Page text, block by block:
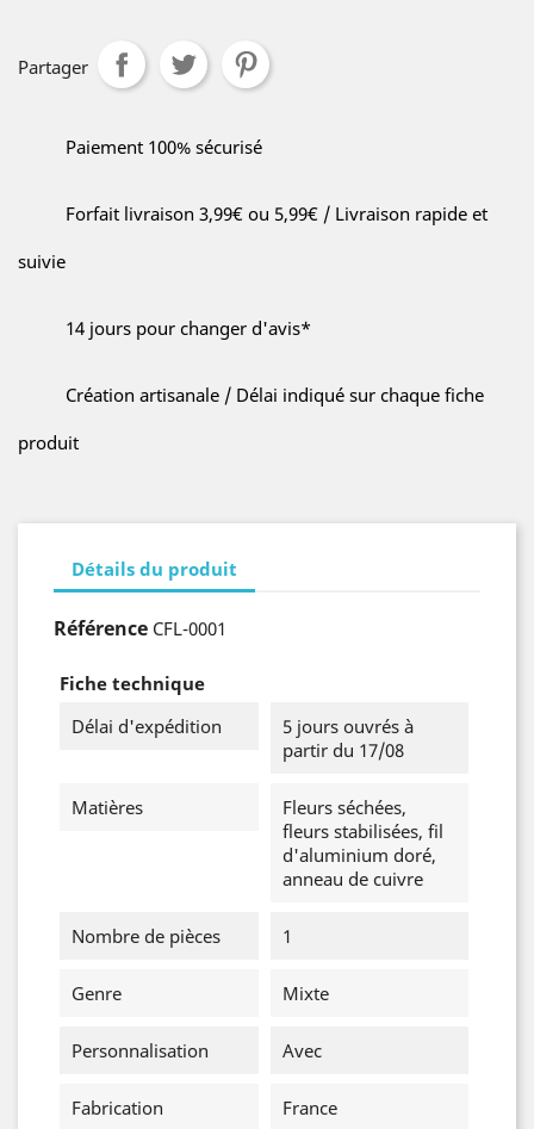
Partager
Paiement 100% sécurisé
Forfait livraison 3,99€ ou 5,99€ / Livraison rapide et
suivie
14 jours pour changer d'avis*
Création artisanale / Délai indiqué sur chaque fiche
produit
Détails du produit
Référence CFL-0001
Fiche technique
Délai d'expédition
5 jours ouvrés à
partir du 17/08
Matières
Fleurs séchées,
fleurs stabilisées, fil
d'aluminium doré,
anneau de cuivre
Nombre de pièces 1
Genre Mixte
Personnalisation Avec
Fabrication France